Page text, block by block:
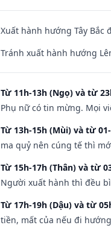
Xuất hành hướng Tây Bắc
Tránh xuất hành hướng
Từ 11h-13h (Ngọ) và từ
Phụ nữ có tin mừng. Mọi
Từ 13h-15h (Mùi) và từ
ma quỷ nên cúng tế thì
Từ 15h-17h (Thân) và từ
Người xuất hành thì đều
Từ 17h-19h (Dậu) và từ
tiền, mất của nếu đi